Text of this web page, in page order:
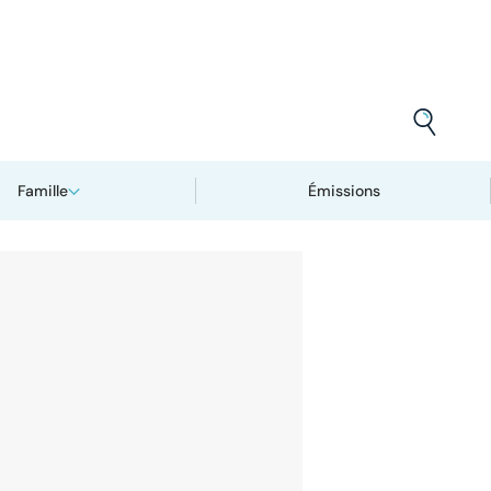
Famille Émissions